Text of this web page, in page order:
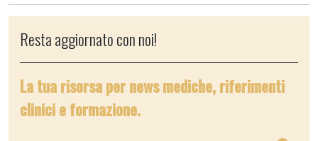
Resta aggiornato con noi!
La tua risorsa per news mediche, riferimenti
clinici e formazione.